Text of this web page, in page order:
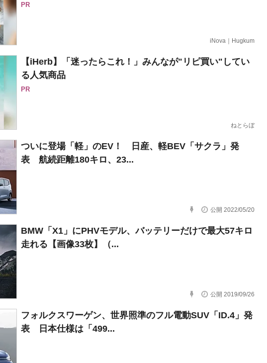
PR
iNova｜Hugkum
【iHerb】「迷ったらこれ！」みんなが"リピ買い"してい
る人気商品
PR
ねとらぼ
ついに登場「軽」のEV！ 日産、軽BEV「サクラ」発
表 航続距離180キロ、23...
公開 2022/05/20
BMW「X1」にPHVモデル、バッテリーだけで最大57キロ
走れる【画像33枚】（...
公開 2019/09/26
フォルクスワーゲン、世界照準のフル電動SUV「ID.4」発
表 日本仕様は「499...